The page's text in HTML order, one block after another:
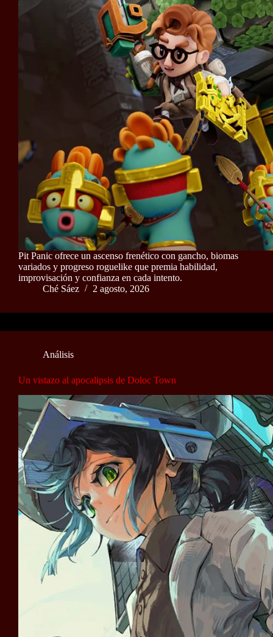
Pit Panic ofrece un ascenso frenético con gancho, biomas
variados y progreso roguelike que premia habilidad,
improvisación y confianza en cada intento.
Ché Sáez
2 agosto, 2026
Análisis
Un vistazo al apocalipsis de Doloc Town